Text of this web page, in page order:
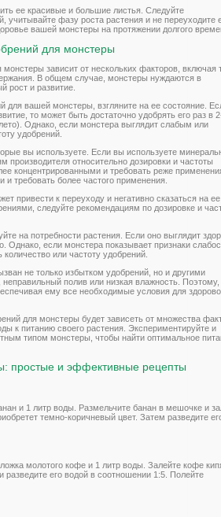
ее красивые и большие листья. Следуйте
фазу роста растения и не переуходите
вашей монстеры на протяжении долгого
для монстеры
зависит от нескольких факторов, включая
В общем случае, монстеры нуждаются в
рост и развитие.
для вашей монстеры, взгляните на ее состояние.
то может быть достаточно удобрять его раз в
Однако, если монстера выглядит слабым или
удобрений.
вы используете. Если вы используете
производителя относительно дозировки и частоты
концентрированными и требовать реже
требовать более частого применения.
привести к переуходу и негативно сказаться на ее
следуйте рекомендациям по дозировке и
на потребности растения. Если оно выглядит
Однако, если монстера показывает признаки
или частоту удобрений.
не только избытком удобрений, но и другими
полив или низкая влажность. Поэтому,
ему все необходимые условия для
для монстеры будет зависеть от множества
к питанию своего растения. Экспериментируйте и
типом монстеры, чтобы найти оптимальное
простые и эффективные рецепты
и 1 литр воды. Размельчите банан в мешочке и
темно-коричневый цвет. Затем разведите
молотого кофе и 1 литр воды. Залейте кофе
разведите его водой в соотношении 1:5. Полейте